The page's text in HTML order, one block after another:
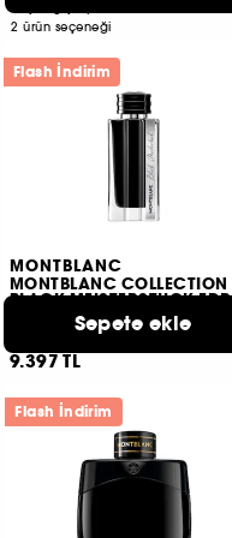
2 ürün seçeneği
MONTBLANC
MONTBLANC COLLECTION
BLACK MEISTERSTUCK EDP
2
9.397 TL
Sepete ekle
Flash İndirim
Flash İndirim